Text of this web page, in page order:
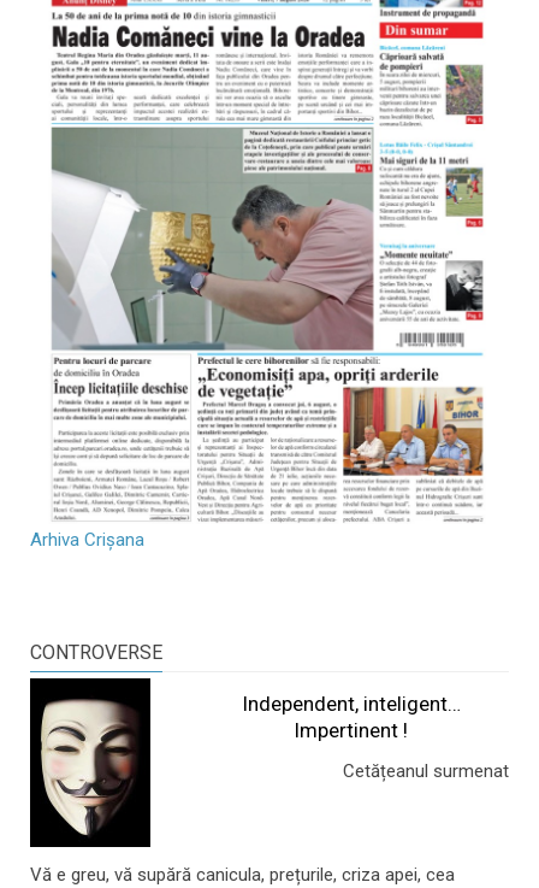
Arhiva Crișana
CONTROVERSE
Independent, inteligent…
Impertinent !
Cetățeanul surmenat
Vă e greu, vă supără canicula, prețurile, criza apei, cea